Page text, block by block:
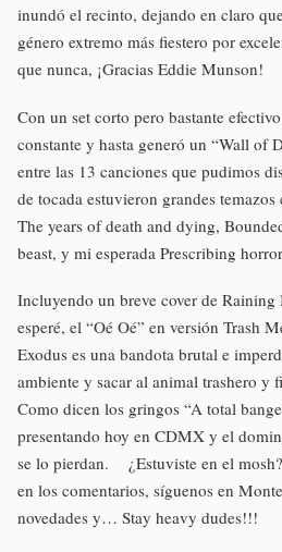
inundó el recinto, dejando en claro
género extremo más fiestero por
que nunca, ¡Gracias Eddie Munson!
Con un set corto pero bastante
constante y hasta generó un “Wall of
entre las 13 canciones que pudimos
de tocada estuvieron grandes
The years of death and dying,
beast, y mi esperada Prescribing
Incluyendo un breve cover de
esperé, el “Oé Oé” en versión Trash
Exodus es una bandota brutal e
ambiente y sacar al animal trashero y
Como dicen los gringos “A total
presentando hoy en CDMX y el
se lo pierdan. ¿Estuviste en el mosh?
en los comentarios, síguenos en
novedades y… Stay heavy dudes!!!